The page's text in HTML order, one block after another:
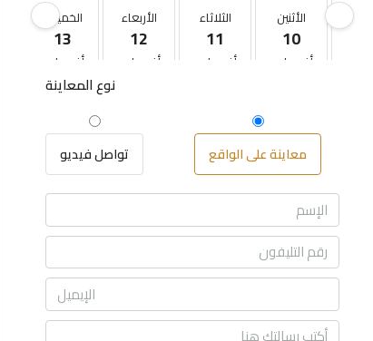
الأثنين
10
أغسطس
الثلاثاء
11
أغسطس
الأربعاء
12
أغسطس
الخميس
13
أغسطس
نوع المعاينة
معاينة على الواقع تواصل فيديو